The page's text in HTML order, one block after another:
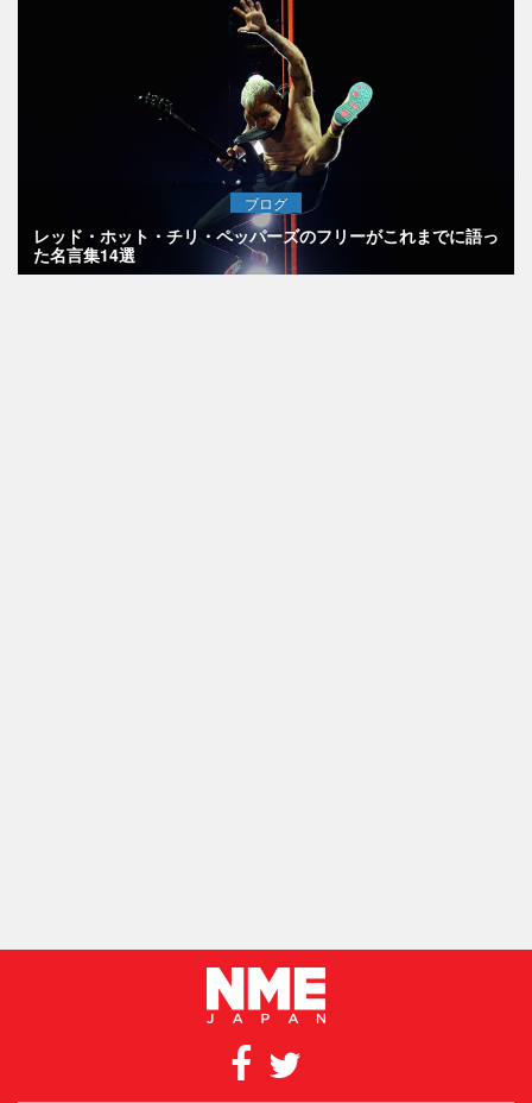
ブログ
レッド・ホット・チリ・ペッパーズのフリーがこれまでに語っ
た名言集14選